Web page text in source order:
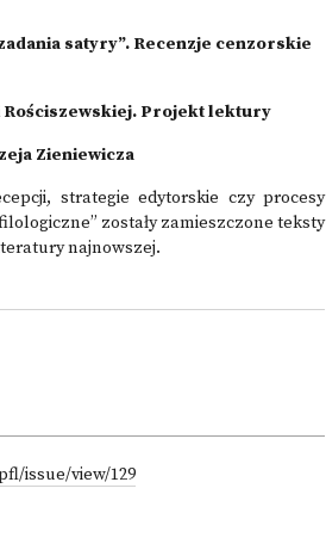
satyry”. Recenzje cenzorskie
Rościszewskiej. Projekt lektury
Zieniewicza
strategie edytorskie czy procesy
zostały zamieszczone teksty
najnowszej.
issue/view/129